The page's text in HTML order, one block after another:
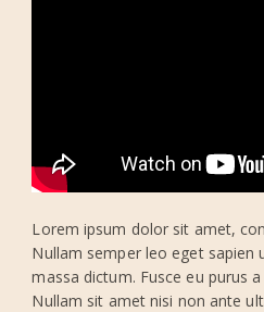
Lorem ipsum dolor sit amet,
Nullam semper leo eget sapien
massa dictum. Fusce eu purus
Nullam sit amet nisi non ante